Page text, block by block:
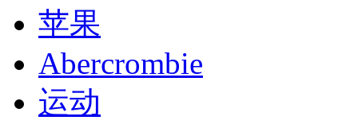
苹果
Abercrombie
运动